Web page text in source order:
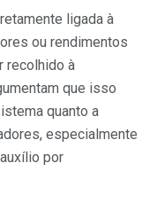
ligada à
ou rendimentos
recolhido à
que isso
quanto a
especialmente
por